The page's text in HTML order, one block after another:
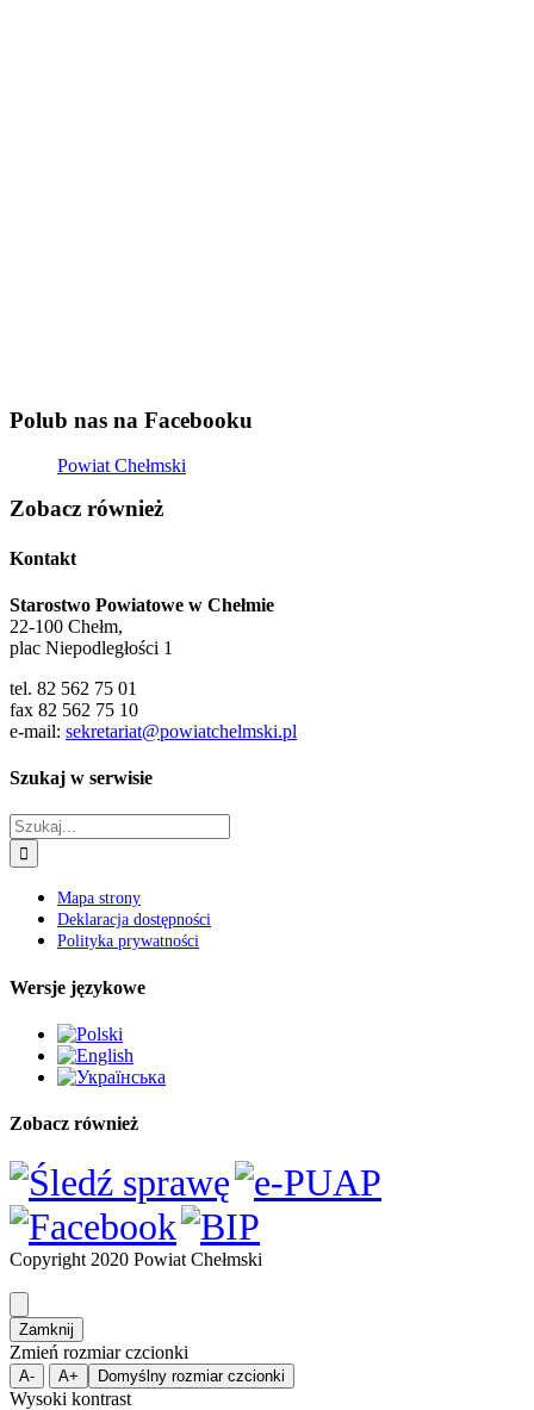
Polub nas na Facebooku
Powiat Chełmski
Zobacz również
Kontakt
Starostwo Powiatowe w Chełmie
22-100 Chełm,
plac Niepodległości 1
tel. 82 562 75 01
fax 82 562 75 10
e-mail: sekretariat@powiatchelmski.pl
Szukaj w serwisie
Szukaj
Mapa strony
Deklaracja dostępności
Polityka prywatności
Wersje językowe
Zobacz również
Copyright 2020 Powiat Chełmski
Zamknij
Zmień rozmiar czcionki
A- A+ Domyślny rozmiar czcionki
Wysoki kontrast